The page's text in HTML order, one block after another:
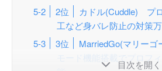
2位
カドル(Cuddle) プ
工など身バレ防止の対策
3位
MarriedGo(マリー
モード機能搭載でプロフ
目次を開く